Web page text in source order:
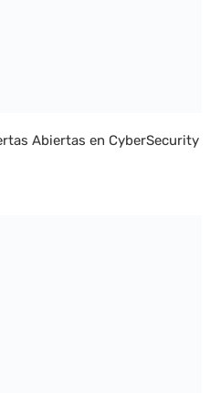
Abiertas en CyberSecurity